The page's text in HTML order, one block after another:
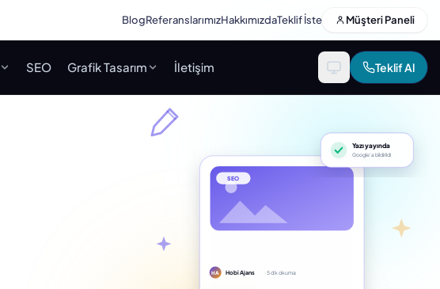
BlogReferanslarımızHakkımızdaTeklif İste Müşteri Paneli
SEO Grafik Tasarım İletişim Teklif Al
SEO
HA Hobi Ajans · 5 dk okuma
Google’a bildirildi